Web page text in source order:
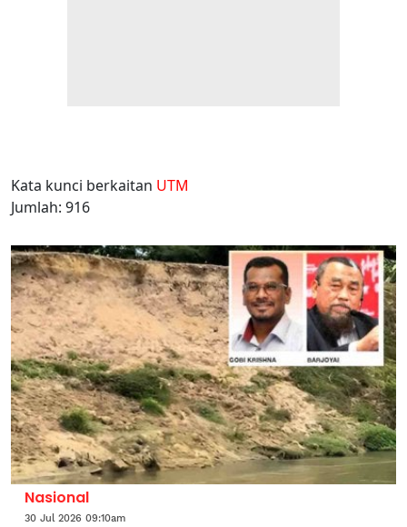
Kata kunci berkaitan UTM
Jumlah: 916
Nasional
30 Jul 2026 09:10am